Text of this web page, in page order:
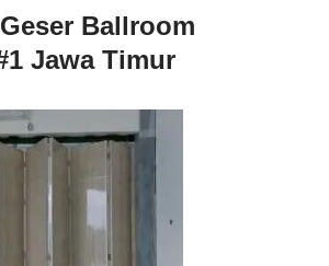
Ballroom
Jawa Timur